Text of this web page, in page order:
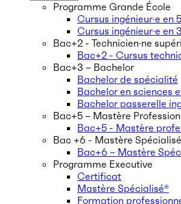
Programme Grande École
Cursus ingénieur·e en
Cursus ingénieur·e en
Bac+2 - Technicien·ne
Bac+2 - Cursus
Bac+3 – Bachelor
Bachelor de spécialité
Bachelor en sciences
Bachelor passerelle
Bac+5 – Mastère
Bac+5 - Mastère
Bac +6 - Mastère
Bac+6 – Mastère
Programme Executive
Certificat
Mastère Spécialisé®
Formation